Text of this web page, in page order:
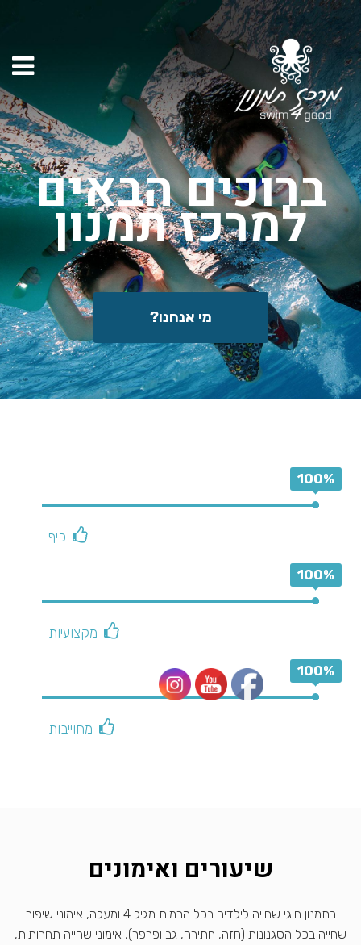
ברוכים הבאים
למרכז תמנון
מי אנחנו?
100%
כיף
100%
מקצועיות
100%
מחוייבות
שיעורים ואימונים
בתמנון חוגי שחייה לילדים בכל הרמות מגיל 4 ומעלה, אימוני שיפור
שחייה בכל הסגנונות (חזה, חתירה, גב ופרפר), אימוני שחייה תחרותית,